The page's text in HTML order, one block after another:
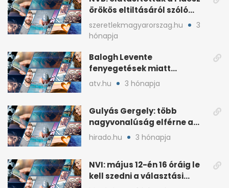
örökös eltiltásáról szóló
népszavazást
szeretlekmagyarorszag.hu
3
hónapja
Balogh Levente
fenyegetések miatt
lemondta erdélyi előadás-
atv.hu 3 hónapja
Gulyás Gergely: több
nagyvonalúság elférne a
kétharmados győztesekben
hirado.hu 3 hónapja
NVI: május 12-én 16 óráig le
kell szedni a választási